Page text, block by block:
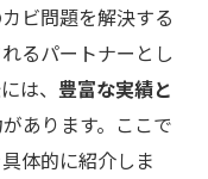
ビ問題を解決する
るパートナーとし
は、 豊富な実績と
あります。ここで
体的に紹介しま